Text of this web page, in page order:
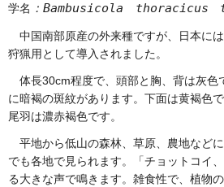
学名 ：Bambusicola thoracicus
中国南部原産の外来種ですが、日本に
狩猟用として導入されました。
体長30cm程度で、頭部と胸、背は灰色
に暗褐の斑紋があります。下面は黄褐色
尾羽は濃赤褐色です。
平地から低山の森林、草原、農地など
でも各地で見られます。「チョットコイ
る大きな声で鳴きます。雑食性で、植物